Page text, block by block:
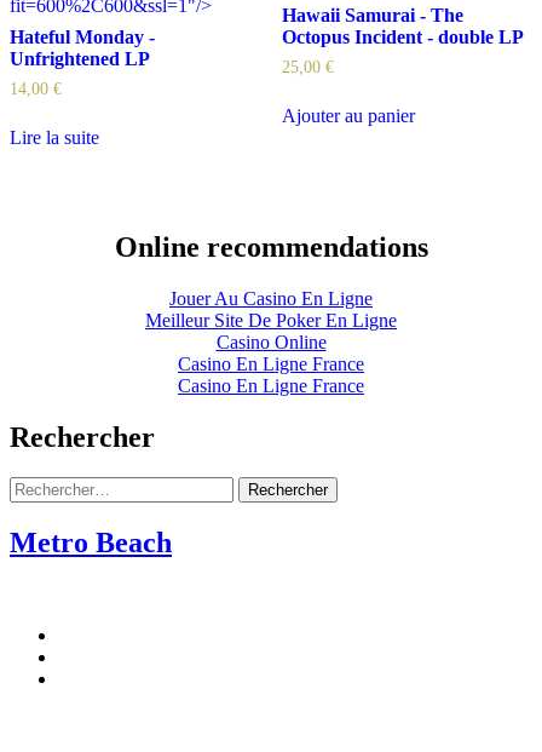
fit=600%2C600&ssl=1"/>
Hateful Monday -
Unfrightened LP
14,00 €
Lire la suite
Hawaii Samurai - The
Octopus Incident - double LP
25,00 €
Ajouter au panier
Online recommendations
Jouer Au Casino En Ligne
Meilleur Site De Poker En Ligne
Casino Online
Casino En Ligne France
Casino En Ligne France
Rechercher
Rechercher
:
Metro Beach
Social
Media